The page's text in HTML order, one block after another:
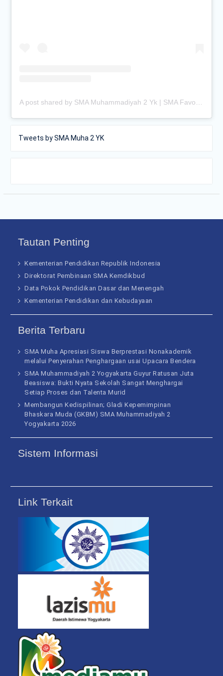
Tweets by SMA Muha 2 YK
Tautan Penting
Kementerian Pendidikan Republik Indonesia
Direktorat Pembinaan SMA Kemdikbud
Data Pokok Pendidikan Dasar dan Menengah
Kementerian Pendidikan dan Kebudayaan
Berita Terbaru
SMA Muha Apresiasi Siswa Berprestasi Nonakademik
melalui Penyerahan Penghargaan usai Upacara Bendera
SMA Muhammadiyah 2 Yogyakarta Guyur Ratusan Juta
Beasiswa: Bukti Nyata Sekolah Sangat Menghargai
Setiap Proses dan Talenta Murid
Membangun Kedispilinan; Gladi Kepemimpinan
Bhaskara Muda (GKBM) SMA Muhammadiyah 2
Yogyakarta 2026
Sistem Informasi
Link Terkait